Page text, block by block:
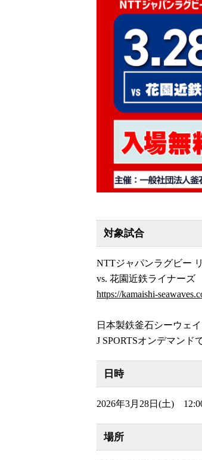
対象試合
NTTジャパンラグビー
vs. 花園近鉄ライナー
https://kamaishi-
日本製鉄釜石シーウェイ
J SPORTSオンデマン
日時
2026年3月28日(土)
場所